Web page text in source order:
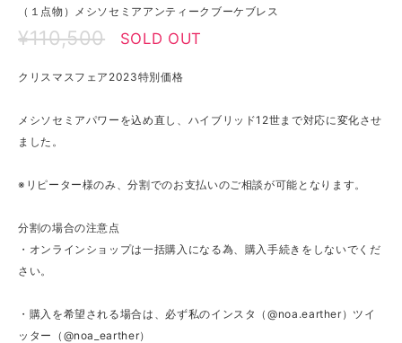
（１点物）メシソセミアアンティークブーケブレス
¥110,500 SOLD OUT
クリスマスフェア2023特別価格
メシソセミアパワーを込め直し、ハイブリッド12世まで対応に変化させ
ました。
※リピーター様のみ、分割でのお支払いのご相談が可能となります。
分割の場合の注意点
・オンラインショップは一括購入になる為、購入手続きをしないでくだ
さい。
・購入を希望される場合は、必ず私のインスタ（@noa.earther）ツイ
ッター（@noa_earther）